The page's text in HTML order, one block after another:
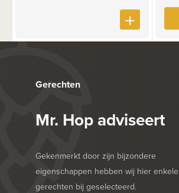
Gerechten
Mr. Hop adviseert
Gekenmerkt door zijn bijzondere
eigenschappen hebben wij hier enkele
gerechten bij geselecteerd.